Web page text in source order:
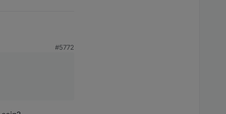
"Druck-Tendenz"#5772